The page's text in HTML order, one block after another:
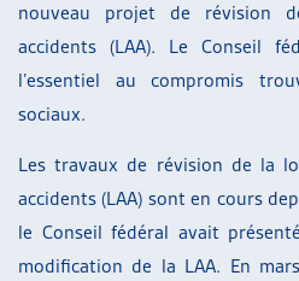
nouveau projet de révision
accidents (LAA). Le Conseil
l’essentiel au compromis
sociaux.
Les travaux de révision de la
accidents (LAA) sont en cours
le Conseil fédéral avait
modification de la LAA. En